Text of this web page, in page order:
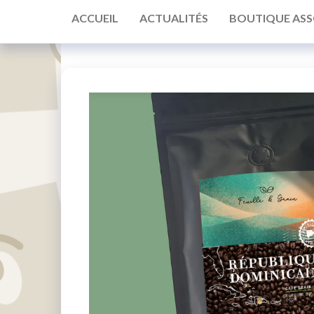
ACCUEIL ACTUALITÉS BOUTIQUE